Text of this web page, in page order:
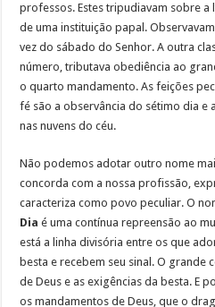
professos. Estes tripudiavam sobre a
de uma instituição papal.
vez do sábado do Senhor. A outra
número, tributava obediência ao
o quarto mandamento. As feições
fé são a observância do sétimo dia e
nas nuvens do céu.
Não podemos adotar outro nome
concorda com a nossa profissão,
caracteriza como povo peculiar. O
Dia é uma contínua repreensão ao
está a linha divisória entre os que
besta e recebem seu sinal. O grande
de Deus e as exigências da besta. E
os mandamentos de Deus, que o